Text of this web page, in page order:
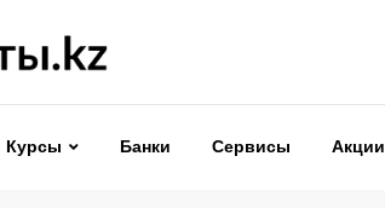
Курсы Банки Сервисы Акции